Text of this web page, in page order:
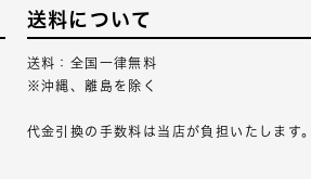
送料について
送料：全国一律無料
※沖縄、離島を除く
代金引換の手数料は当店が負担いたします。